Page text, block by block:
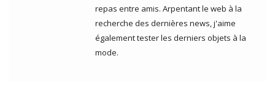
repas entre amis. Arpentant le web à la
recherche des dernières news, j'aime
également tester les derniers objets à la
mode.